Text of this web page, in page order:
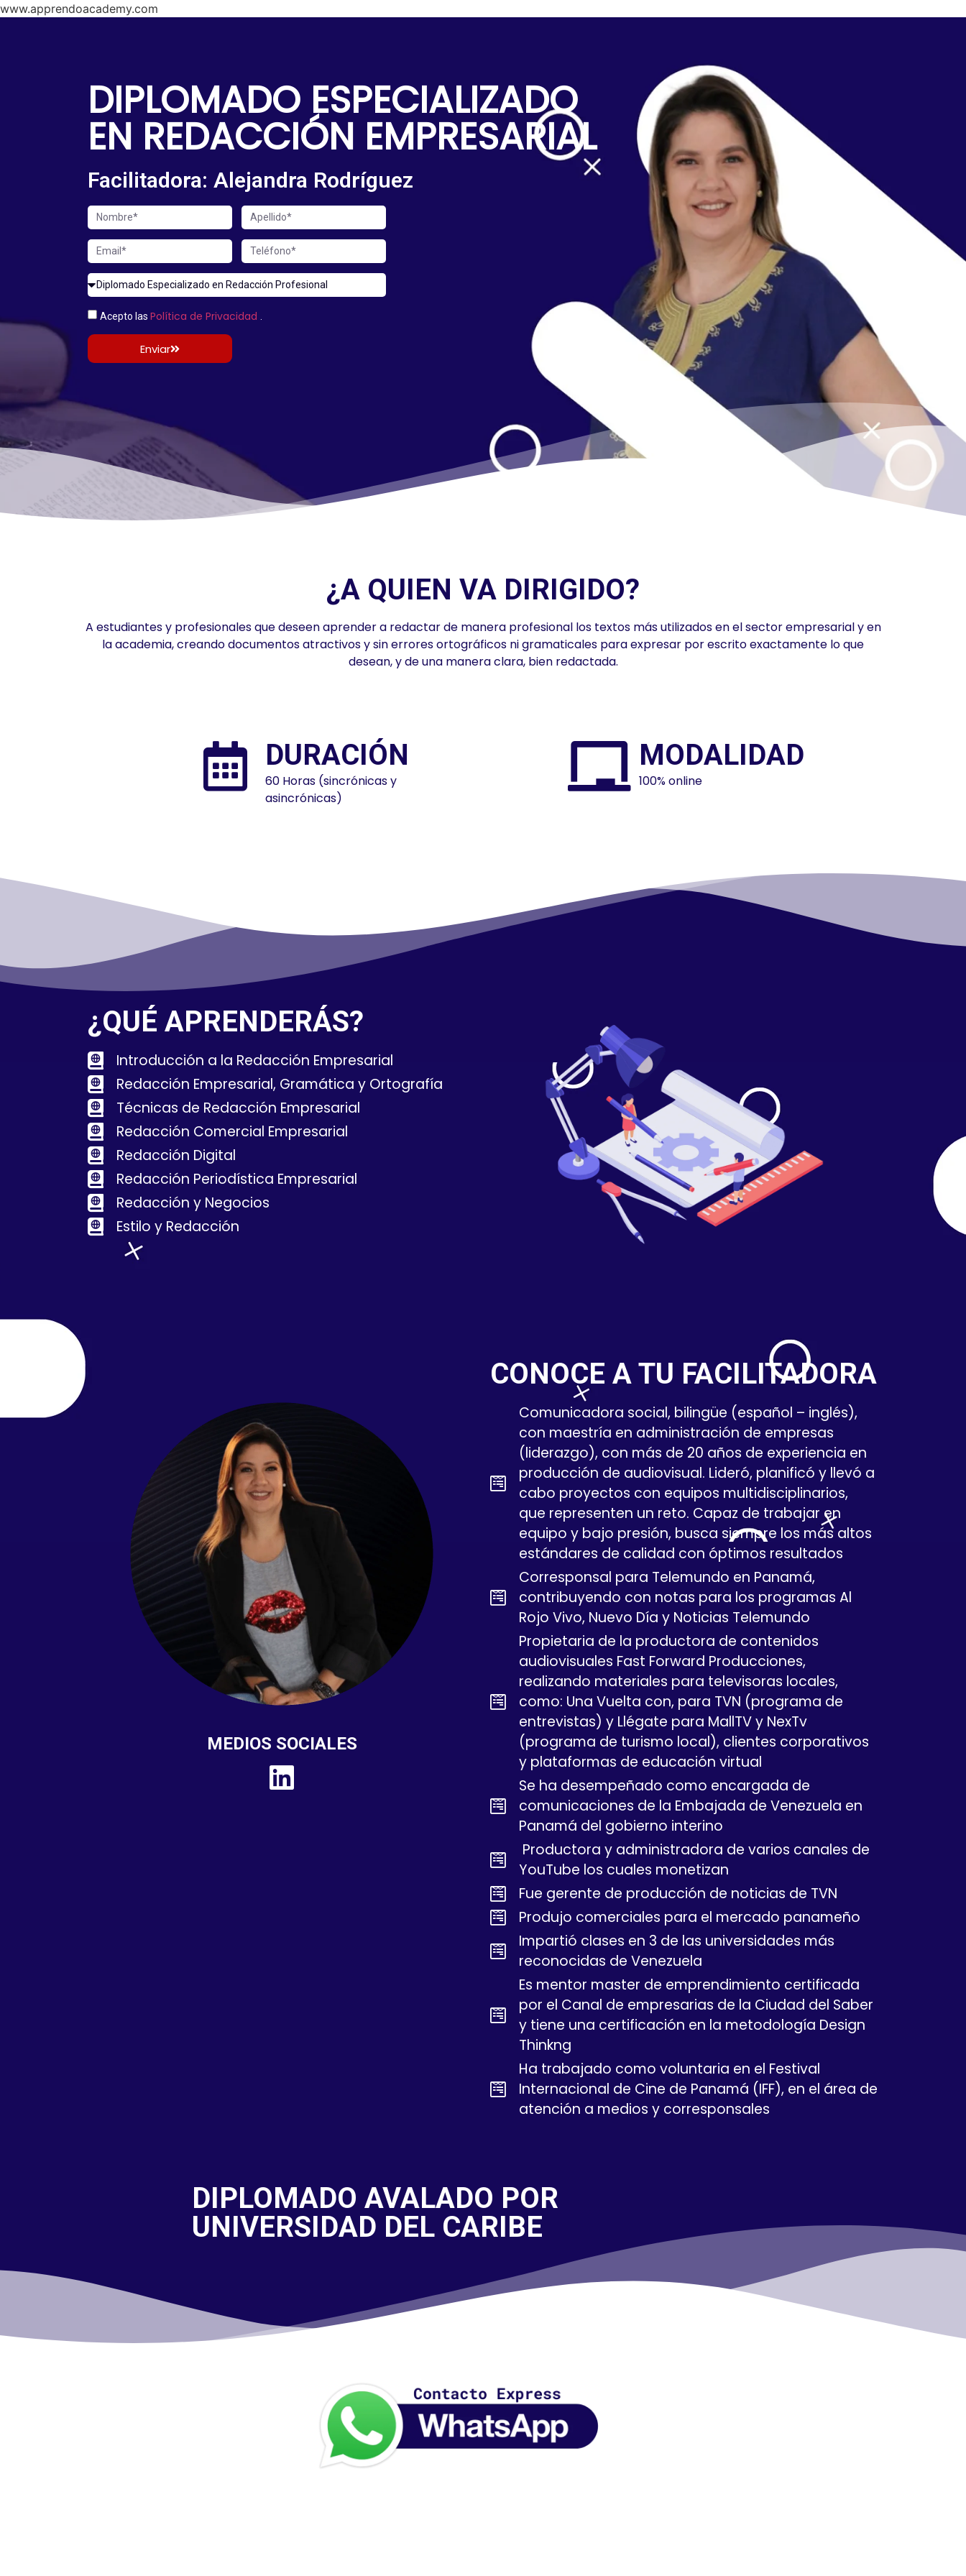
www.apprendoacademy.com
DIPLOMADO ESPECIALIZADO
EN REDACCIÓN EMPRESARIAL
Facilitadora: Alejandra Rodríguez
Acepto las Política de Privacidad
Enviar
¿A QUIEN VA DIRIGIDO?
A estudiantes y profesionales que deseen aprender a redactar de manera profesional los textos más utilizados en el sector empresarial y en
la academia, creando documentos atractivos y sin errores ortográficos ni gramaticales para expresar por escrito exactamente lo que
desean, y de una manera clara, bien redactada.
DURACIÓN
60 Horas (sincrónicas y
asincrónicas)
MODALIDAD
100% online
¿QUÉ APRENDERÁS?
Introducción a la Redacción Empresarial
Redacción Empresarial, Gramática y Ortografía
Técnicas de Redacción Empresarial
Redacción Comercial Empresarial
Redacción Digital
Redacción Periodística Empresarial
Redacción y Negocios
Estilo y Redacción
MEDIOS SOCIALES
CONOCE A TU FACILITADORA
Comunicadora social, bilingüe (español – inglés),
con maestría en administración de empresas
(liderazgo), con más de 20 años de experiencia en
producción de audiovisual. Lideró, planificó y llevó a
cabo proyectos con equipos multidisciplinarios,
que representen un reto. Capaz de trabajar en
equipo y bajo presión, busca siempre los más altos
estándares de calidad con óptimos resultados
Corresponsal para Telemundo en Panamá,
contribuyendo con notas para los programas Al
Rojo Vivo, Nuevo Día y Noticias Telemundo
Propietaria de la productora de contenidos
audiovisuales Fast Forward Producciones,
realizando materiales para televisoras locales,
como: Una Vuelta con, para TVN (programa de
entrevistas) y Llégate para MallTV y NexTv
(programa de turismo local), clientes corporativos
y plataformas de educación virtual
Se ha desempeñado como encargada de
comunicaciones de la Embajada de Venezuela en
Panamá del gobierno interino
Productora y administradora de varios canales de
YouTube los cuales monetizan
Fue gerente de producción de noticias de TVN
Produjo comerciales para el mercado panameño
Impartió clases en 3 de las universidades más
reconocidas de Venezuela
Es mentor master de emprendimiento certificada
por el Canal de empresarias de la Ciudad del Saber
y tiene una certificación en la metodología Design
Thinkng
Ha trabajado como voluntaria en el Festival
Internacional de Cine de Panamá (IFF), en el área de
atención a medios y corresponsales
DIPLOMADO AVALADO POR
UNIVERSIDAD DEL CARIBE